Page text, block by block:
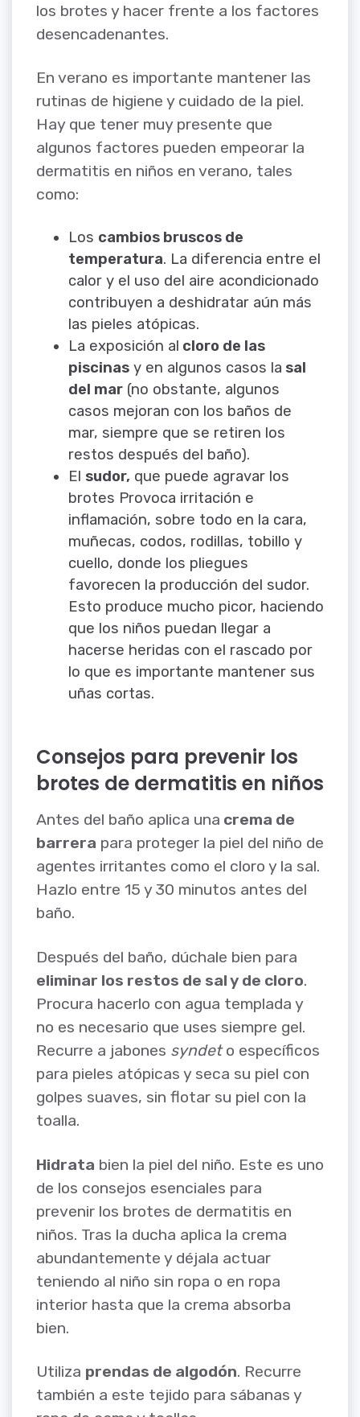
los brotes y hacer frente a los factores
desencadenantes.
En verano es importante mantener las
rutinas de higiene y cuidado de la piel.
Hay que tener muy presente que
algunos factores pueden empeorar la
dermatitis en niños en verano, tales
como:
Los cambios bruscos de
temperatura. La diferencia entre el
calor y el uso del aire acondicionado
contribuyen a deshidratar aún más
las pieles atópicas.
La exposición al cloro de las
piscinas y en algunos casos la sal
del mar (no obstante, algunos
casos mejoran con los baños de
mar, siempre que se retiren los
restos después del baño).
El sudor, que puede agravar los
brotes Provoca irritación e
inflamación, sobre todo en la cara,
muñecas, codos, rodillas, tobillo y
cuello, donde los pliegues
favorecen la producción del sudor.
Esto produce mucho picor, haciendo
que los niños puedan llegar a
hacerse heridas con el rascado por
lo que es importante mantener sus
uñas cortas.
Consejos para prevenir los
brotes de dermatitis en niños
Antes del baño aplica una crema de
barrera para proteger la piel del niño de
agentes irritantes como el cloro y la sal.
Hazlo entre 15 y 30 minutos antes del
baño.
Después del baño, dúchale bien para
eliminar los restos de sal y de cloro.
Procura hacerlo con agua templada y
no es necesario que uses siempre gel.
Recurre a jabones syndeto específicos
para pieles atópicas y seca su piel con
golpes suaves, sin flotar su piel con la
toalla.
Hidrata bien la piel del niño. Este es uno
de los consejos esenciales para
prevenir los brotes de dermatitis en
niños. Tras la ducha aplica la crema
abundantemente y déjala actuar
teniendo al niño sin ropa o en ropa
interior hasta que la crema absorba
bien.
Utiliza prendas de algodón. Recurre
también a este tejido para sábanas y